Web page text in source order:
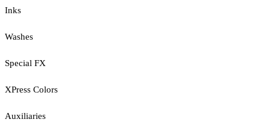
Inks
Washes
Special FX
XPress Colors
Auxiliaries